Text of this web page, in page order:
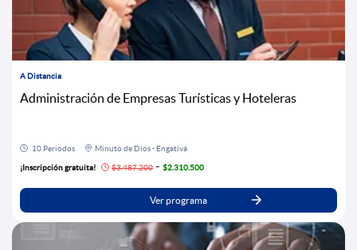
A Distancia
Administración de Empresas Turísticas y Hoteleras
10 Periodos Minuto de Dios - Engativá
¡Inscripción gratuita! $3.487.200 - $2.310.500
Ver programa